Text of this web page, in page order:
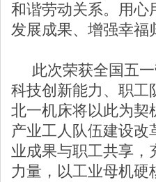
和谐劳动关系。用心
发展成果、增强幸福
此次荣获全国五一
科技创新能力、职工
北一机床将以此为契
产业工人队伍建设
业成果与职工共享，
力量，以工业母机